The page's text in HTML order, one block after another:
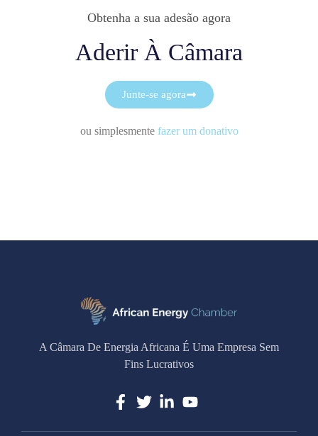
Obtenha a sua adesão agora
Aderir À Câmara
Junte-se agora
ou simplesmente fazer um donativo
A Câmara De Energia Africana É Uma Empresa Sem
Fins Lucrativos